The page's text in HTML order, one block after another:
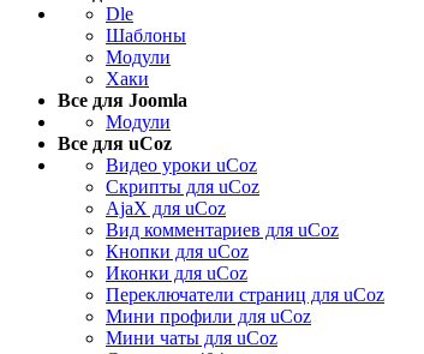
Dle
Шаблоны
Модули
Хаки
Все для Joomla
Модули
Все для uCoz
Видео уроки uCoz
Скрипты для uCoz
AjaX для uCoz
Вид комментариев для uCoz
Кнопки для uCoz
Иконки для uCoz
Переключатели страниц для uCoz
Мини профили для uCoz
Мини чаты для uCoz